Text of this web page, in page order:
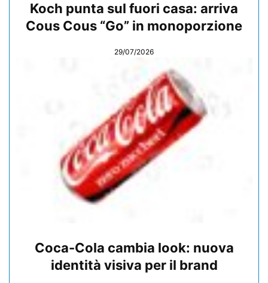
Koch punta sul fuori casa: arriva
Cous Cous “Go” in monoporzione
29/07/2026
Coca-Cola cambia look: nuova
identità visiva per il brand